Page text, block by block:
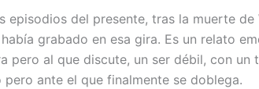
episodios del presente, tras la muerte de
grabado en esa gira. Es un relato
pero al que discute, un ser débil, con un
pero ante el que finalmente se doblega.